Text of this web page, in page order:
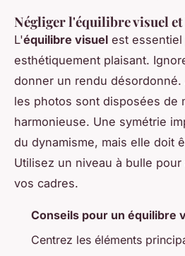
Négliger l'équilibre visuel
L'équilibre visuel est
esthétiquement plaisant.
donner un rendu
les photos sont disposées de
harmonieuse. Une symétrie
du dynamisme, mais elle doit
Utilisez un niveau à bulle
vos cadres.
Conseils pour un équilibre
Centrez les éléments